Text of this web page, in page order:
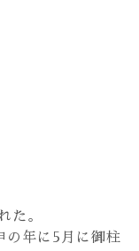
た。
の年に5月に御柱